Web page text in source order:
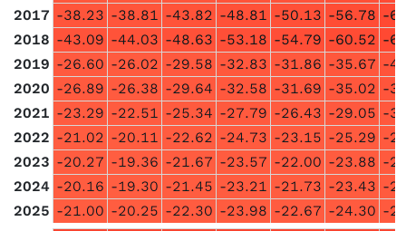
2017 -38.23 -38.81 -43.82 -48.81 -50.13 -56.78 -
2018 -43.09 -44.03 -48.63 -53.18 -54.79 -60.52 -
2019 -26.60 -26.02 -29.58 -32.83 -31.86 -35.67 -
2020 -26.89 -26.38 -29.64 -32.58 -31.69 -35.02 -
2021 -23.29 -22.51 -25.34 -27.79 -26.43 -29.05 -
2022 -21.02 -20.11 -22.62 -24.73 -23.15 -25.29 -
2023 -20.27 -19.36 -21.67 -23.57 -22.00 -23.88 -
2024 -20.16 -19.30 -21.45 -23.21 -21.73 -23.43 -
2025 -21.00 -20.25 -22.30 -23.98 -22.67 -24.30 -